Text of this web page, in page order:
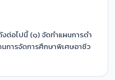
ต่อไปนี้ (๑) จัดทำแผนการดํา
นการจัดการศึกษาพิเศษอาชีว